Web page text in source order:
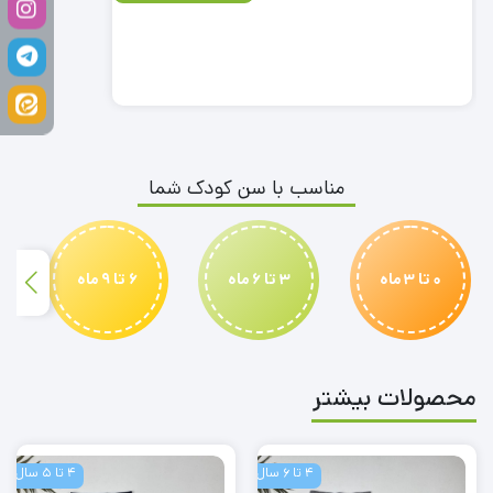
مناسب با سن کودک شما
0 تا 3 ماه 3 تا 6 ماه 6 تا 9 ماه
محصولات بیشتر
4 تا 6 سال
لگ
4 تا 5 سال
لگ